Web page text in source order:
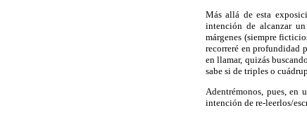
Más allá de esta
intención de alcanzar
márgenes (siempre
recorreré en profundidad
en llamar, quizás
sabe si de triples o
Adentrémonos, pues, en
intención de re-leerlos/